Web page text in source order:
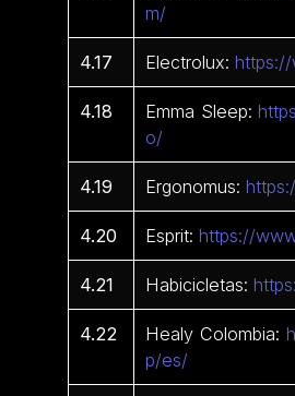
m/
4.17 Electrolux:
4.18 Emma Sleep:
o/
4.19 Ergonomus:
4.20 Esprit:https://
4.21 Habicicletas:
4.22 Healy Colombia:
p/es/